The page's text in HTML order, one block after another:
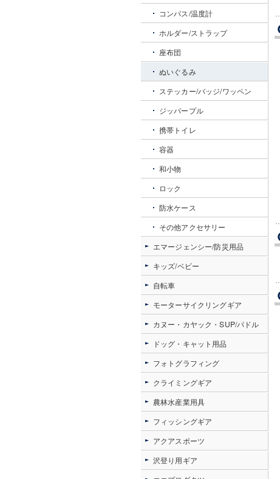
コンパス/温度計
ホルダー/ストラップ
座布団
ぬいぐるみ
ステッカー/バッジ/ワッペン
ジッパープル
携帯トイレ
容器
和小物
ロック
防水ケース
その他アクセサリー
エマージェンシー/防災用品
キッズ/ベビー
自転車
モーターサイクリングギア
カヌー・カヤック・SUP/パドル
ドッグ・キャット用品
フォトグラフィング
クライミングギア
農林水産業用具
フィッシングギア
アクアスポーツ
沢登り用ギア